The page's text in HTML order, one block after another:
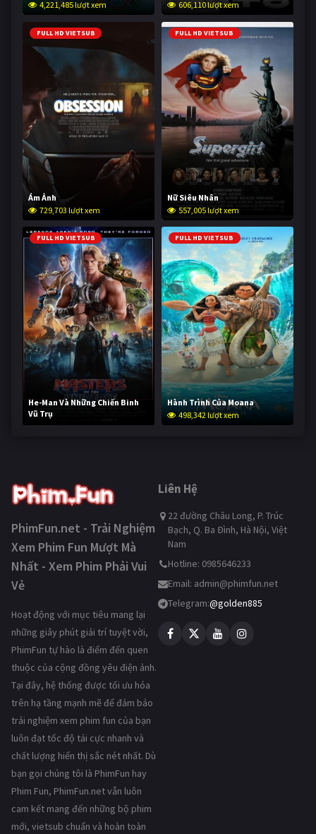
4,221,485 lượt xem 606,110 lượt xem
FULL HD VIETSUB
Ám Ảnh
729,703 lượt xem
FULL HD VIETSUB
Nữ Siêu Nhân
557,005 lượt xem
FULL HD VIETSUB
He-Man Và Những Chiến Binh
Vũ Trụ
247,780 lượt xem
FULL HD VIETSUB
Hành Trình Của Moana
498,342 lượt xem
PhimFun.net - Trải Nghiệm
Xem Phim Fun Mượt Mà
Nhất - Xem Phim Phải Vui
Vẻ
Hoạt động với mục tiêu mang lại
những giây phút giải trí tuyệt vời,
PhimFun tự hào là điểm đến quen
thuộc của cộng đồng yêu điện ảnh.
Tại đây, hệ thống được tối ưu hóa
trên hạ tầng mạnh mẽ để đảm bảo
trải nghiệm xem phim fun của bạn
luôn đạt tốc độ tải cực nhanh và
chất lượng hiển thị sắc nét nhất. Dù
bạn gọi chúng tôi là PhimFun hay
Phim Fun, PhimFun.net vẫn luôn
cam kết mang đến những bộ phim
mới, vietsub chuẩn và hoàn toàn
Liên Hệ
22 đường Châu Long, P. Trúc
Bạch, Q. Ba Đình, Hà Nội, Việt
Nam
Hotline: 0985646233
Email: admin@phimfun.net
Telegram:@golden885